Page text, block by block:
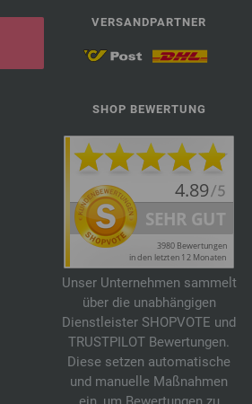
VERSANDPARTNER
SHOP BEWERTUNG
Unser Unternehmen sammelt
über die unabhängigen
Dienstleister SHOPVOTE und
TRUSTPILOT Bewertungen.
Diese setzen automatische
und manuelle Maßnahmen